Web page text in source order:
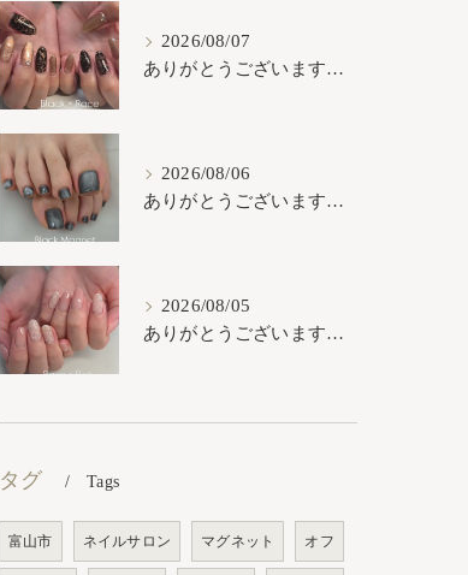
2026/08/07
ありがとうございます𓂃𓈒𓏸︎︎︎︎
2026/08/06
ありがとうございます𓂃𓈒𓏸︎︎︎︎
2026/08/05
ありがとうございます𓂃𓈒𓏸︎︎︎︎
タグ Tags
富山市 ネイルサロン マグネット オフ